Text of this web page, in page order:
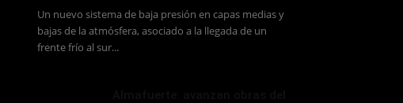
Un nuevo sistema de baja presión en capas medias y
bajas de la atmósfera, asociado a la llegada de un
frente frío al sur...